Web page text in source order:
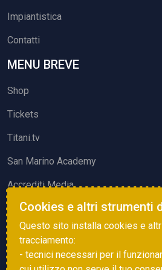
Impiantistica
Contatti
MENU BREVE
Shop
Tickets
Titani.tv
San Marino Academy
Accrediti Media
ATTIVITÀ ED EVENTI
Squadre di Calcio
Associazione Sammarinese Arbitri
Cookies e altri strumenti
Questo sito installa cookies e
tracciamento:
- tecnici necessari per il